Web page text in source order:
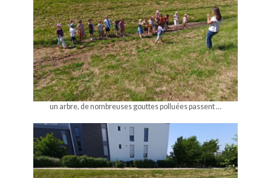
un arbre, de nombreuses gouttes polluées passent …